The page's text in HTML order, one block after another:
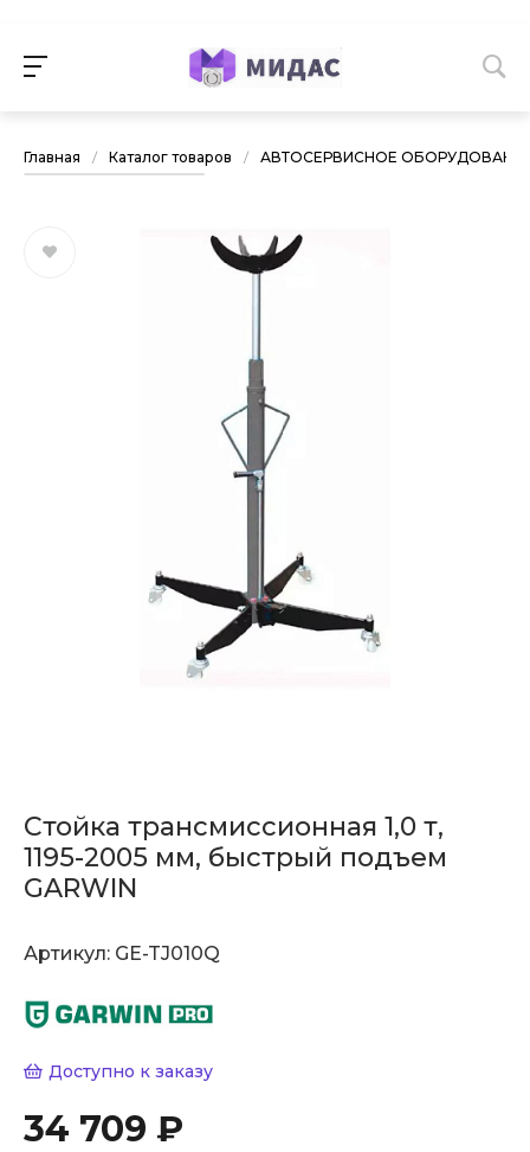
Главная / Каталог товаров / АВТОСЕРВИСНОЕ
Стойка трансмиссионная 1,0 т,
1195-2005 мм, быстрый подъем
GARWIN
Артикул: GE-TJ010Q
Доступно к заказу
34 709 ₽